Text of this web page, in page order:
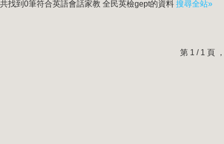
共找到0筆符合英語會話家教 全民英檢gept的資料 搜尋全站»
第 1 / 1